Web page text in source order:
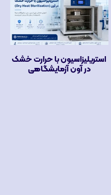
استریلیزاسیون با حرارت خشک
در آون آزمایشگاهی